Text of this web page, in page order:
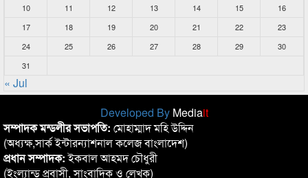
10
11 12 13 14 15
16
17
18 19 20 21 22
23
24
25 26 27 28 29
30
31
« Jul
Developed By Mediait
সম্পাদক মন্ডলীর সভাপতি: মোহাম্মাদ মহি উদ্দিন
(অধ্যক্ষ,সার্ক ইন্টারন্যাশনাল কলেজ বাংলাদেশ)
প্রধান সম্পাদক:ইকবাল আহমদ চৌধুরী
(ইংল্যান্ড প্রবাসী, সাংবাদিক ও লেখক)